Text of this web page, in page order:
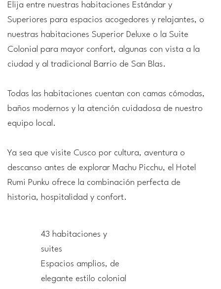
Elija entre nuestras habitaciones Estándar y
Superiores para espacios acogedores y relajantes, o
nuestras habitaciones Superior Deluxe o la Suite
Colonial para mayor confort, algunas con vista a la
ciudad y al tradicional Barrio de San Blas.
Todas las habitaciones cuentan con camas cómodas,
baños modernos y la atención cuidadosa de nuestro
equipo local.
Ya sea que visite Cusco por cultura, aventura o
descanso antes de explorar Machu Picchu, el Hotel
Rumi Punku ofrece la combinación perfecta de
historia, hospitalidad y confort.
43 habitaciones y
suites
Espacios amplios, de
elegante estilo colonial